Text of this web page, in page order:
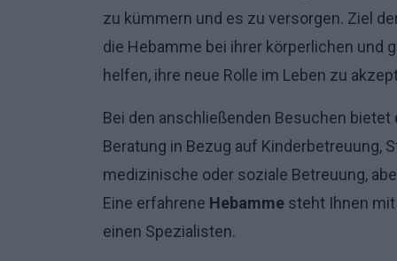
zu kümmern und es zu versorgen. Ziel
die Hebamme bei ihrer körperlichen und
helfen, ihre neue Rolle im Leben zu
Bei den anschließenden Besuchen bietet
Beratung in Bezug auf Kinderbetreuung,
medizinische oder soziale Betreuung,
Eine erfahrene Hebamme steht Ihnen mit
einen Spezialisten.